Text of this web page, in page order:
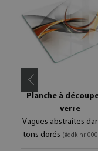
Planche à
verre
Vagues abstraites
tons dorés (#ddk-nr-